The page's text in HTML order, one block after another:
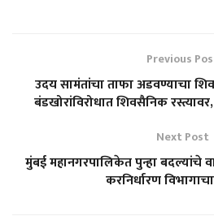
Previous
उदय सामंतांचा ताफा अडवण्याचा
बंडखोरांविरोधात शिवसैनिक
Next Post
मुंबई महानगरपालिकेत पुन्हा बदल्यांचे
करनिर्धारण